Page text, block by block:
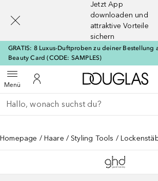
Jetzt App
downloaden und
attraktive Vorteile
sichern
GRATIS: 8 Luxus-Duftproben zu deiner Bestellung
Beauty Card (CODE: SAMPLES)
MenüMenü öffnenZu Meinem Kundenkonto
Gehe zurück
Suche ausführen
Homepage Haare Styling Tools
[navigation.slideout.screenreader]